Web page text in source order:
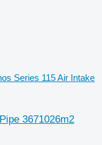
Series 115 Air Intake
3671026m2